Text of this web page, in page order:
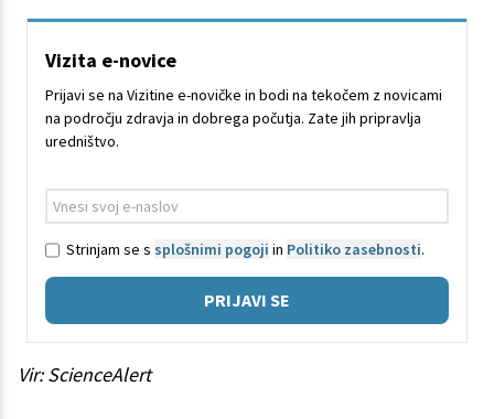
Vizita e-novice
Prijavi se na Vizitine e-novičke in bodi na tekočem z novicami
na področju zdravja in dobrega počutja. Zate jih pripravlja
uredništvo.
Strinjam se s splošnimi pogoji in Politiko zasebnosti.
PRIJAVI SE
Vir: ScienceAlert